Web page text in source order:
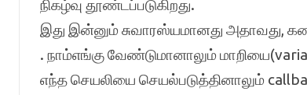
நிகழ்வு தூண்டப்படுகிறது.
இது இன்னும் சுவாரஸ்யமானது அதாவது,
. நாம்எங்கு வேண்டுமானாலும்
எந்த செயலியை செயல்படுத்தினாலும்